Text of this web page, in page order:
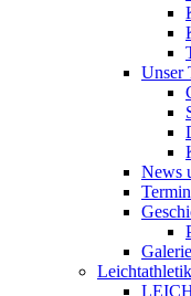
Unser
News
Galerie
Leichtathletik